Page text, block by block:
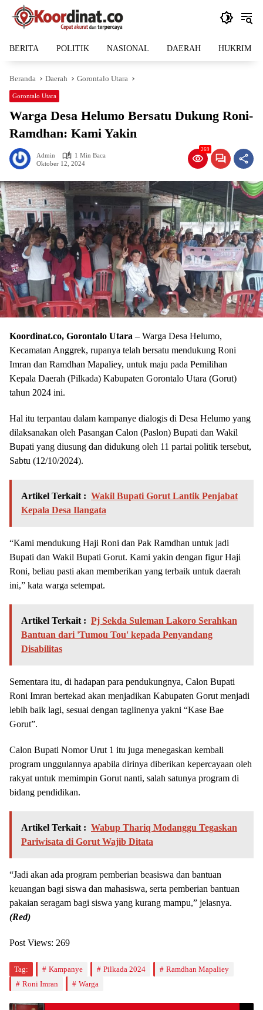
Langsung
BERITA POLITIK NASIONAL DAERAH HUKRIM
Beranda Daerah Gorontalo Utara
Gorontalo Utara
Warga Desa Helumo Bersatu Dukung Roni-
Ramdhan: Kami Yakin
Admin
1 Min Baca
Oktober 12, 2024
269
Koordinat.co, Gorontalo Utara – Warga Desa Helumo,
Kecamatan Anggrek, rupanya telah bersatu mendukung Roni
Imran dan Ramdhan Mapaliey, untuk maju pada Pemilihan
Kepala Daerah (Pilkada) Kabupaten Gorontalo Utara (Gorut)
tahun 2024 ini.
Hal itu terpantau dalam kampanye dialogis di Desa Helumo yang
dilaksanakan oleh Pasangan Calon (Paslon) Bupati dan Wakil
Bupati yang diusung dan didukung oleh 11 partai politik tersebut,
Sabtu (12/10/2024).
Artikel Terkait : Wakil Bupati Gorut Lantik Penjabat
Kepala Desa Ilangata
“Kami mendukung Haji Roni dan Pak Ramdhan untuk jadi
Bupati dan Wakil Bupati Gorut. Kami yakin dengan figur Haji
Roni, beliau pasti akan memberikan yang terbaik untuk daerah
ini,” kata warga setempat.
Artikel Terkait : Pj Sekda Suleman Lakoro Serahkan
Bantuan dari 'Tumou Tou' kepada Penyandang
Disabilitas
Sementara itu, di hadapan para pendukungnya, Calon Bupati
Roni Imran bertekad akan menjadikan Kabupaten Gorut menjadi
lebih baik lagi, sesuai dengan taglinenya yakni “Kase Bae
Gorut”.
Calon Bupati Nomor Urut 1 itu juga menegaskan kembali
program unggulannya apabila dirinya diberikan kepercayaan oleh
rakyat untuk memimpin Gorut nanti, salah satunya program di
bidang pendidikan.
Artikel Terkait : Wabup Thariq Modanggu Tegaskan
Pariwisata di Gorut Wajib Ditata
“Jadi akan ada program pemberian beasiswa dan bantuan
keuangan bagi siswa dan mahasiswa, serta pemberian bantuan
pakaian seragam bagi siswa yang kurang mampu,” jelasnya.
(Red)
Post Views: 269
Tag: Kampanye Pilkada 2024
Ramdhan Mapaliey
Roni Imran
Warga